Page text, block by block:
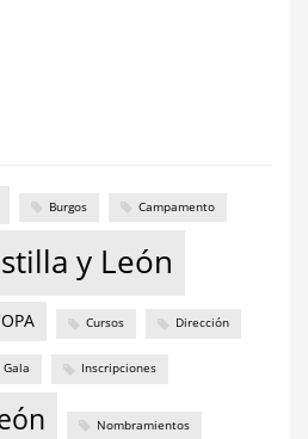
Burgos Campamento
y León
Cursos Dirección
Gala Inscripciones
Nombramientos